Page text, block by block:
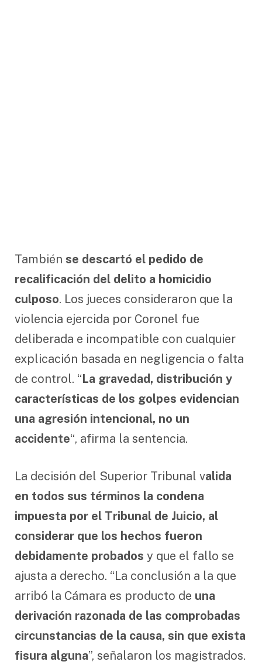
También se descartó el pedido de
recalificación del delito a homicidio
culposo. Los jueces consideraron que la
violencia ejercida por Coronel fue
deliberada e incompatible con cualquier
explicación basada en negligencia o falta
de control. “La gravedad, distribución y
características de los golpes evidencian
una agresión intencional, no un
accidente“, afirma la sentencia.
La decisión del Superior Tribunal valida
en todos sus términos la condena
impuesta por el Tribunal de Juicio, al
considerar que los hechos fueron
debidamente probados y que el fallo se
ajusta a derecho. “La conclusión a la que
arribó la Cámara es producto de una
derivación razonada de las comprobadas
circunstancias de la causa, sin que exista
fisura alguna”, señalaron los magistrados.